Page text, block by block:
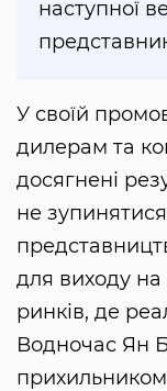
наступної
У своїй
дилерам та
досягнені
не
для виходу на
ринків, де
Водночас Ян
прихильником